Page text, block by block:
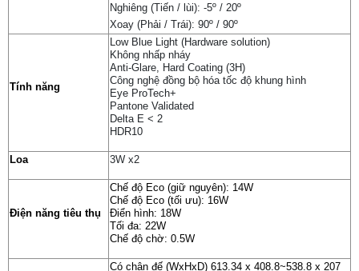
Nghiêng (Tiến / lùi): -5º / 20º
Xoay (Phải / Trái): 90º / 90º
Tính năng
Low Blue Light (Hardware solution)
Không nhấp nháy
Anti-Glare, Hard Coating (3H)
Công nghệ đồng bộ hóa tốc độ khung hình
Eye ProTech+
Pantone Validated
Delta E < 2
HDR10
Loa 3W x2
Điện năng tiêu thụ
Chế độ Eco (giữ nguyên): 14W
Chế độ Eco (tối ưu): 16W
Điển hình: 18W
Tối đa: 22W
Chế độ chờ: 0.5W
Có chân đế (WxHxD) 613.34 x 408.8~538.8 x 207